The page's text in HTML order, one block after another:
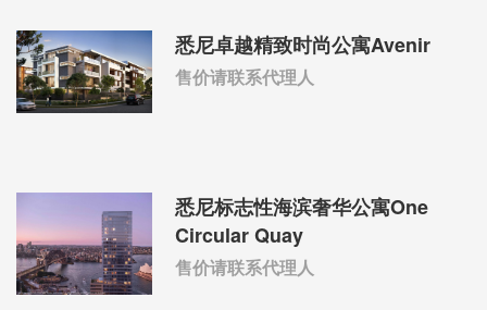
悉尼卓越精致时尚公寓Avenir
售价请联系代理人
悉尼标志性海滨奢华公寓One
Circular Quay
售价请联系代理人